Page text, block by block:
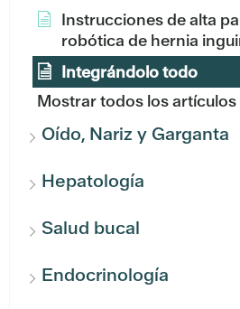
Instrucciones de alta
robótica de hernia
Integrándolo todo
Mostrar todos los artículos
Oído, Nariz y Garganta
Hepatología
Salud bucal
Endocrinología